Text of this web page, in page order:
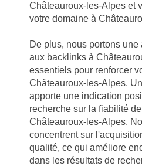
Châteauroux-les-Alpes et
votre domaine à
De plus, nous portons
aux backlinks à
essentiels pour renforcer
Châteauroux-les-Alpes.
apporte une indication
recherche sur la fiabilité
Châteauroux-les-Alpes.
concentrent sur
qualité, ce qui améliore
dans les résultats de